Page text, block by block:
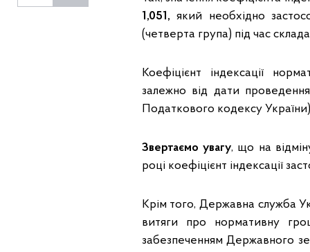
1,051, який необхідно
(четверта група) під час
Коефіцієнт індексації
залежно від дати
Податкового кодексу
Звертаємо увагу, що на
році коефіцієнт індексації
Крім того, Державна служба
витяги про нормативну
забезпеченням Державного